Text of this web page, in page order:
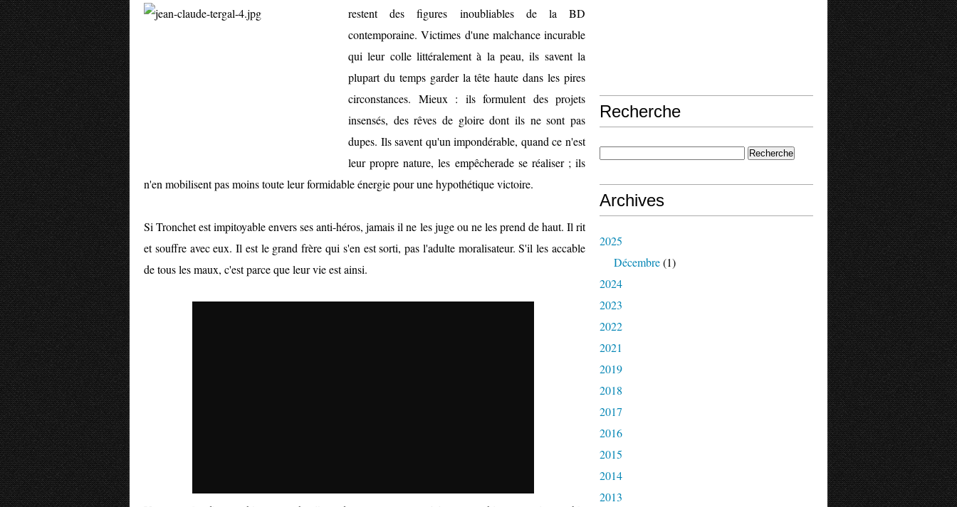
restent des figures inoubliables de la BD
contemporaine. Victimes d'une malchance incurable
qui leur colle littéralement à la peau, ils savent la
plupart du temps garder la tête haute dans les pires
circonstances. Mieux : ils formulent des projets
insensés, des rêves de gloire dont ils ne sont pas
dupes. Ils savent qu'un impondérable, quand ce n'est
leur propre nature, les empêcherade se réaliser ; ils
n'en mobilisent pas moins toute leur formidable énergie pour une hypothétique victoire.
Si Tronchet est impitoyable envers ses anti-héros, jamais il ne les juge ou ne les prend de haut. Il rit
et souffre avec eux. Il est le grand frère qui s'en est sorti, pas l'adulte moralisateur. S'il les accable
de tous les maux, c'est parce que leur vie est ainsi.
Recherche
Archives
2025
Décembre(1)
2024
2023
2022
2021
2019
2018
2017
2016
2015
2014
2013